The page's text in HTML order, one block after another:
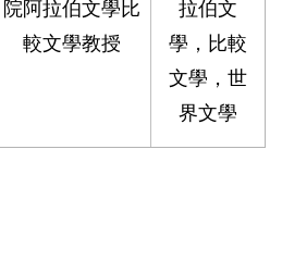
院阿拉伯文學比
較文學教授
拉伯文
學，比較
文學，世
界文學